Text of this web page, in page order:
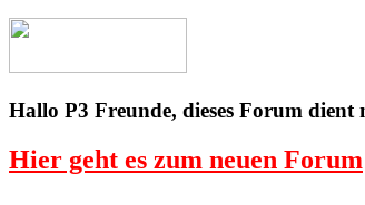
Hallo P3 Freunde, dieses Forum
Hier geht es zum neuen Forum